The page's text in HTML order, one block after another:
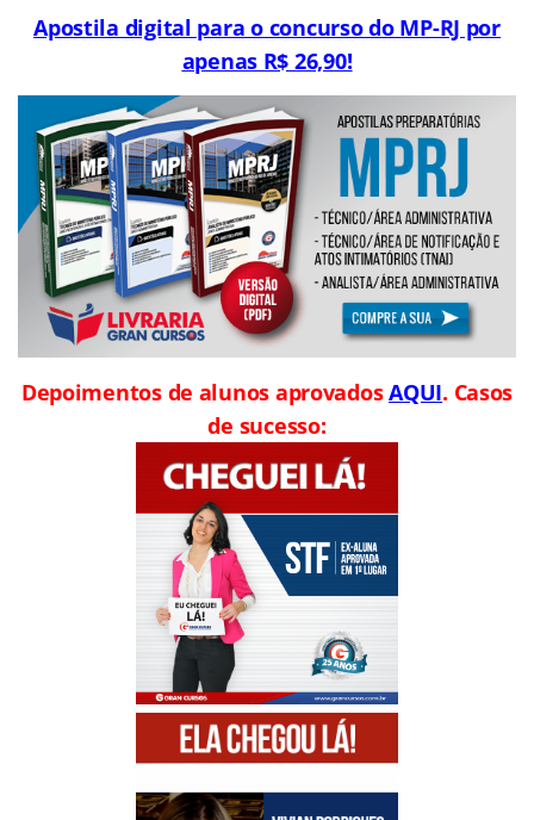
Apostila digital para o concurso do MP-RJ por
apenas R$ 26,90!
Depoimentos de alunos aprovadosAQUI. Casos
de sucesso: